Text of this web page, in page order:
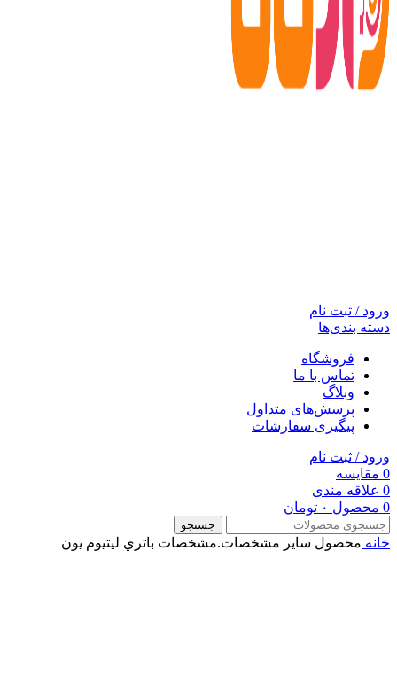
ورود / ثبت نام
دسته بندی‌ها
فروشگاه
تماس با ما
وبلاگ
پرسش‌های متداول
پیگیری سفارشات
ورود / ثبت نام
0 مقایسه
0 علاقه مندی
0 محصول ۰ تومان
جستجو
خانه محصول ساير مشخصات.مشخصات باتري لیتیوم یون